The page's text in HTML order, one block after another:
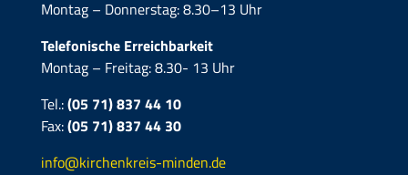
Montag – Donnerstag: 8.30–13 Uhr
Telefonische Erreichbarkeit
Montag – Freitag: 8.30- 13 Uhr
Tel.:(05 71) 837 44 10
Fax:(05 71)837 44 30
info@kirchenkreis-minden.de